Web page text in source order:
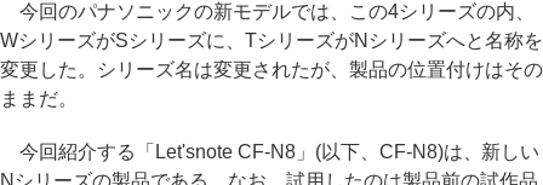
今回のパナソニックの新モデルでは、この4シリーズの内、
WシリーズがSシリーズに、TシリーズがNシリーズへと名称を
変更した。シリーズ名は変更されたが、製品の位置付けはその
ままだ。
今回紹介する「Let'snote CF-N8」(以下、CF-N8)は、新しい
Nシリーズの製品である。なお、試用したのは製品前の試作品